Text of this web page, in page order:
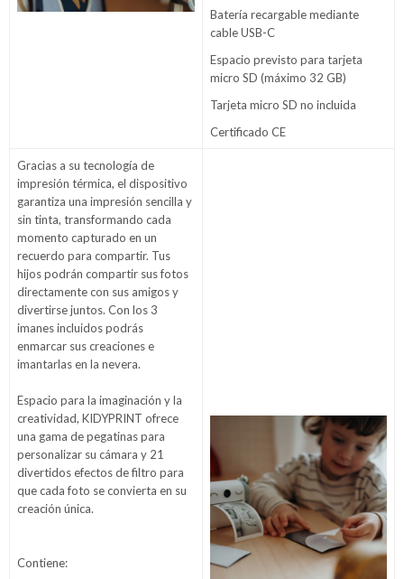
Batería recargable mediante
cable USB-C
Espacio previsto para tarjeta
micro SD (máximo 32 GB)
Tarjeta micro SD no incluida
Certificado CE
Gracias a su tecnología de
impresión térmica, el dispositivo
garantiza una impresión sencilla y
sin tinta, transformando cada
momento capturado en un
recuerdo para compartir. Tus
hijos podrán compartir sus fotos
directamente con sus amigos y
divertirse juntos. Con los 3
imanes incluidos podrás
enmarcar sus creaciones e
imantarlas en la nevera.
Espacio para la imaginación y la
creatividad, KIDYPRINT ofrece
una gama de pegatinas para
personalizar su cámara y 21
divertidos efectos de filtro para
que cada foto se convierta en su
creación única.
Contiene: